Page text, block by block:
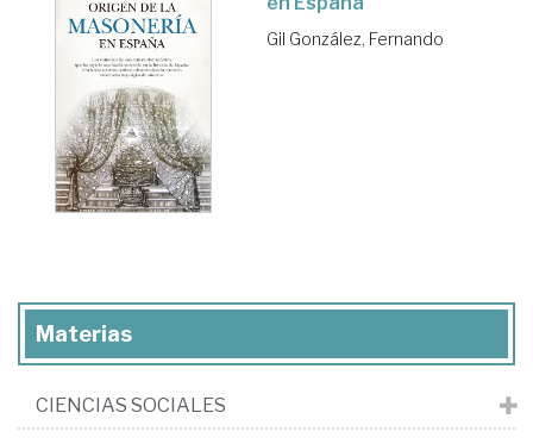
Gil González, Fernando
Materias
CIENCIAS SOCIALES